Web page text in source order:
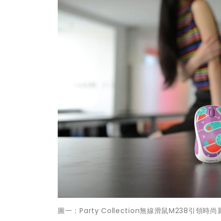
圖一：Party Collection無線滑鼠M238引領時尚